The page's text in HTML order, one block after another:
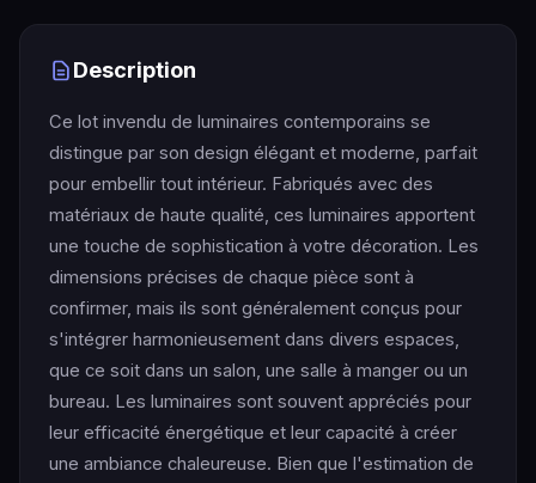
Description
Ce lot invendu de luminaires contemporains se
distingue par son design élégant et moderne, parfait
pour embellir tout intérieur. Fabriqués avec des
matériaux de haute qualité, ces luminaires apportent
une touche de sophistication à votre décoration. Les
dimensions précises de chaque pièce sont à
confirmer, mais ils sont généralement conçus pour
s'intégrer harmonieusement dans divers espaces,
que ce soit dans un salon, une salle à manger ou un
bureau. Les luminaires sont souvent appréciés pour
leur efficacité énergétique et leur capacité à créer
une ambiance chaleureuse. Bien que l'estimation de